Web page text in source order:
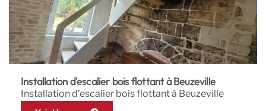
Installation d'escalier bois flottant à Beuzeville
Installation d’escalier bois flottant à Beuzeville